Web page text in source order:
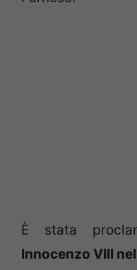
È stata
Innocenzo VIII